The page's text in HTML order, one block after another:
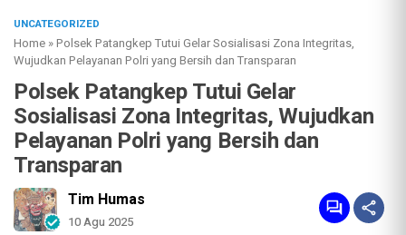
UNCATEGORIZED
Home »Polsek Patangkep Tutui Gelar Sosialisasi Zona Integritas,
Wujudkan Pelayanan Polri yang Bersih dan Transparan
Polsek Patangkep Tutui Gelar
Sosialisasi Zona Integritas, Wujudkan
Pelayanan Polri yang Bersih dan
Transparan
Tim Humas
10 Agu 2025